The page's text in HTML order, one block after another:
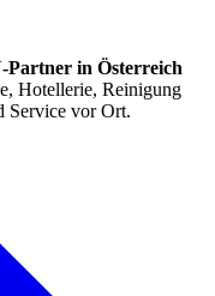
Partner in Österreich
Hotellerie, Reinigung
Service vor Ort.